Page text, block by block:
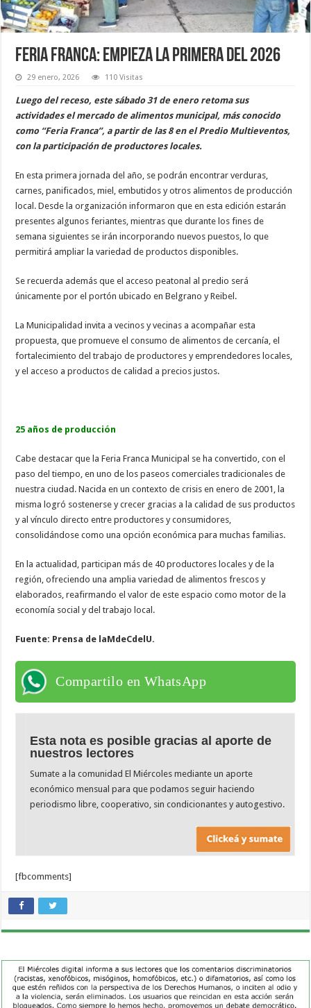
Feria Franca: empieza la primera del 2026
29 enero, 2026 110 Visitas
Luego del receso, este sábado 31 de enero retoma sus
actividades el mercado de alimentos municipal, más conocido
como “Feria Franca”, a partir de las 8 en el Predio Multieventos,
con la participación de productores locales.
En esta primera jornada del año, se podrán encontrar verduras,
carnes, panificados, miel, embutidos y otros alimentos de producción
local. Desde la organización informaron que en esta edición estarán
presentes algunos feriantes, mientras que durante los fines de
semana siguientes se irán incorporando nuevos puestos, lo que
permitirá ampliar la variedad de productos disponibles.
Se recuerda además que el acceso peatonal al predio será
únicamente por el portón ubicado en Belgrano y Reibel.
La Municipalidad invita a vecinos y vecinas a acompañar esta
propuesta, que promueve el consumo de alimentos de cercanía, el
fortalecimiento del trabajo de productores y emprendedores locales,
y el acceso a productos de calidad a precios justos.
25 años de producción
Cabe destacar que la Feria Franca Municipal se ha convertido, con el
paso del tiempo, en uno de los paseos comerciales tradicionales de
nuestra ciudad. Nacida en un contexto de crisis en enero de 2001, la
misma logró sostenerse y crecer gracias a la calidad de sus productos
y al vínculo directo entre productores y consumidores,
consolidándose como una opción económica para muchas familias.
En la actualidad, participan más de 40 productores locales y de la
región, ofreciendo una amplia variedad de alimentos frescos y
elaborados, reafirmando el valor de este espacio como motor de la
economía social y del trabajo local.
Fuente: Prensa de laMdeCdelU.
Compartilo en WhatsApp
Esta nota es posible gracias al aporte de
nuestros lectores
Sumate a la comunidad El Miércoles mediante un aporte
económico mensual para que podamos seguir haciendo
periodismo libre, cooperativo, sin condicionantes y autogestivo.
[fbcomments]